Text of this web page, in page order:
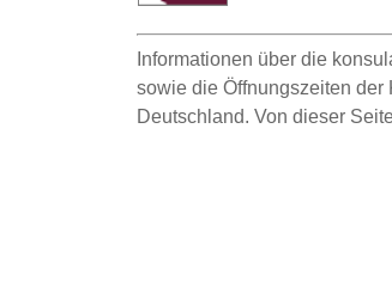
Informationen über die
sowie die Öffnungszeiten
Deutschland. Von dieser